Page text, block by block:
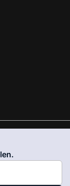
site zijn de
Voorwaarden